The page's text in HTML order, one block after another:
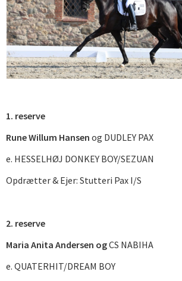
1. reserve
Rune Willum Hansen og DUDLEY PAX
e. HESSELHØJ DONKEY BOY/SEZUAN
Opdrætter & Ejer: Stutteri Pax I/S
2. reserve
Maria Anita Andersen ogCS NABIHA
e. QUATERHIT/DREAM BOY